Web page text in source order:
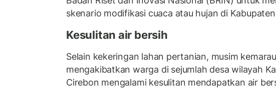
skenario modifikasi cuaca atau hujan di
Kesulitan air bersih
Selain kekeringan lahan pertanian, musim
mengakibatkan warga di sejumlah desa wilayah
Cirebon mengalami kesulitan mendapatkan air